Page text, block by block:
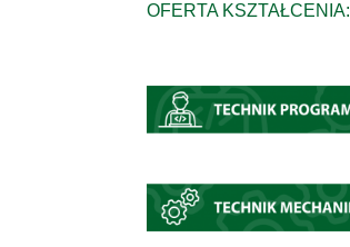
OFERTA KSZTAŁCENIA: